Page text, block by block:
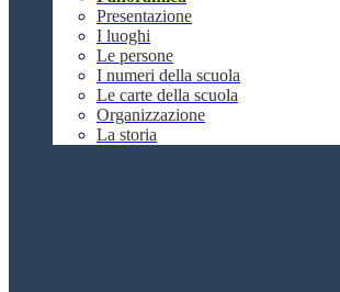
Presentazione
I luoghi
Le persone
I numeri della scuola
Le carte della scuola
Organizzazione
La storia